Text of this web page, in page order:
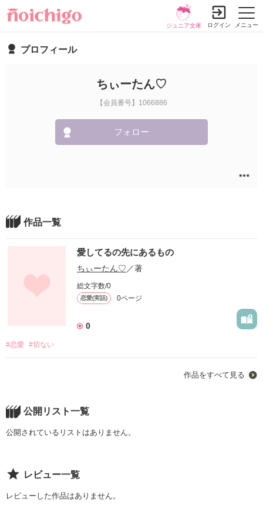
メニュー
ジュニア文庫 ログイン
プロフィール
ちぃーたん♡
【会員番号】1066886
フォロー
作品一覧
愛してるの先にあるもの
ちぃーたん♡ ／著
総文字数/0
恋愛(実話) 0ページ
0
#恋愛 #切ない
作品をすべて見る
公開リスト一覧
公開されているリストはありません。
レビュー一覧
レビューした作品はありません。